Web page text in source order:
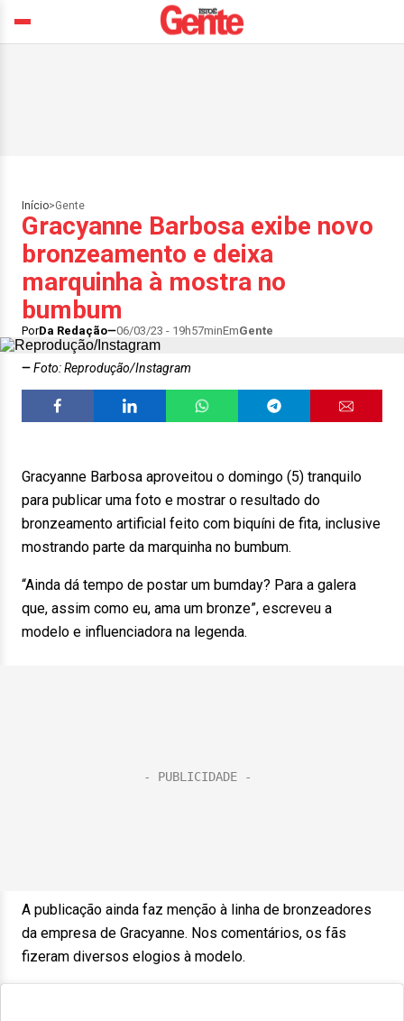
Início>Gente
Gracyanne Barbosa exibe novo
bronzeamento e deixa
marquinha à mostra no
bumbum
PorDa Redação 06/03/23 - 19h57minEmGente
Foto: Reprodução/Instagram
Gracyanne Barbosa aproveitou o domingo (5) tranquilo
para publicar uma foto e mostrar o resultado do
bronzeamento artificial feito com biquíni de fita, inclusive
mostrando parte da marquinha no bumbum.
“Ainda dá tempo de postar um bumday? Para a galera
que, assim como eu, ama um bronze”, escreveu a
modelo e influenciadora na legenda.
A publicação ainda faz menção à linha de bronzeadores
da empresa de Gracyanne. Nos comentários, os fãs
fizeram diversos elogios à modelo.